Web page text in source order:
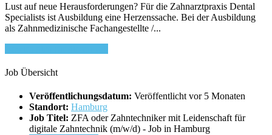
Lust auf neue Herausforderungen? Für die Zahnarztpraxis Dental
Specialists ist Ausbildung eine Herzenssache. Bei der Ausbildung
als Zahnmedizinische Fachangestellte /...
Job Übersicht
Veröffentlichungsdatum: Veröffentlicht vor 5 Monaten
Standort: Hamburg
Job Titel: ZFA oder Zahntechniker mit Leidenschaft für
digitale Zahntechnik (m/w/d) - Job in Hamburg